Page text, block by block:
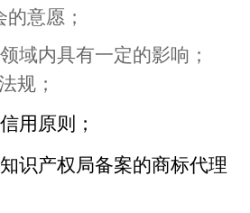
意愿；
域内具有一定的影响；
规；
用原则；
识产权局备案的商标代理